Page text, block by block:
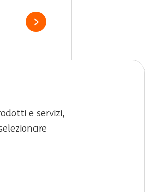
Show job
e servizi,